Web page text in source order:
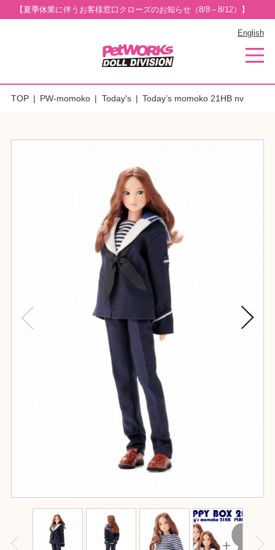
【夏季休業に伴うお客様窓口クローズのお知らせ（8/8～8/12）】
English
TOP PW-momoko Today's Today’s momoko 21HB nv